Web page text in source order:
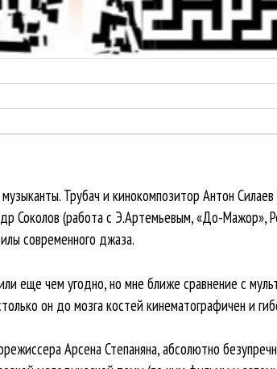
Трубач и кинокомпозитор Антон
Соколов (работа с Э.Артемьевым, «До-Мажор»,
современного джаза.
еще чем угодно, но мне ближе сравнение с
он до мозга костей кинематографичен и
Арсена Степаняна, абсолютно